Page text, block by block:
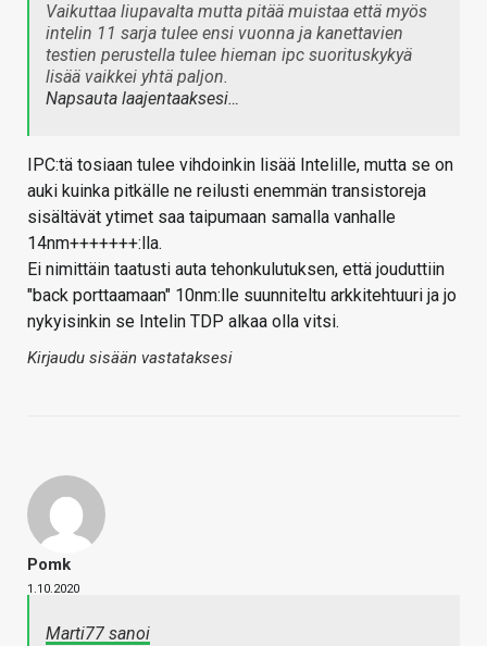
Vaikuttaa liupavalta mutta pitää muistaa että myös
intelin 11 sarja tulee ensi vuonna ja kanettavien
testien perustella tulee hieman ipc suorituskykyä
lisää vaikkei yhtä paljon.
Napsauta laajentaaksesi…
IPC:tä tosiaan tulee vihdoinkin lisää Intelille, mutta se on
auki kuinka pitkälle ne reilusti enemmän transistoreja
sisältävät ytimet saa taipumaan samalla vanhalle
14nm+++++++:lla.
Ei nimittäin taatusti auta tehonkulutuksen, että jouduttiin
"back porttaamaan" 10nm:lle suunniteltu arkkitehtuuri ja jo
nykyisinkin se Intelin TDP alkaa olla vitsi.
Kirjaudu sisään vastataksesi
Pomk
1.10.2020
Marti77 sanoi